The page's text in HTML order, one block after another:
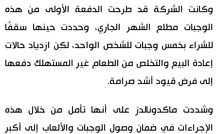
طوكيو
إعلان
وكانت الشركة قد طرحت الدفعة الأولى من هذه
الوجبات مطلع الشهر الجاري، وحددت حينها سقفًا
للشراء بخمس وجبات للشخص الواحد، لكن ازدياد حالات
إعادة البيع والتخلص من الطعام غير المستهلك دفعها
إلى فرض قيود أشد صرامة.
وشددت ماكدونالدز على أنها تأمل من خلال هذه
الإجراءات في ضمان وصول الوجبات والألعاب إلى أكبر